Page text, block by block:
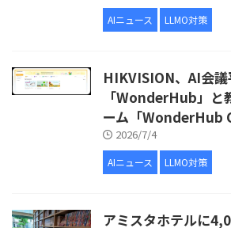
AIニュース LLMO対策
HIKVISION、AI会
「WonderHub」と
ーム「WonderHub
2026/7/4
AIニュース LLMO対策
アミスタホテルに